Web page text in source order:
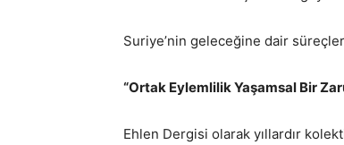
Suriye’nin geleceğine dair
“Ortak Eylemlilik Yaşamsal Bir
Ehlen Dergisi olarak yıllardır